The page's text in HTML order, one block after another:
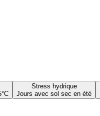
Stress hydrique
Jours avec sol sec en été